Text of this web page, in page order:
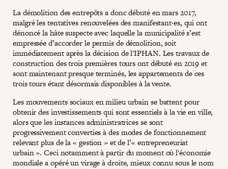
La démolition des entrepôts a donc débuté en mars 2017,
malgré les tentatives renouvelées des manifestant·es, qui ont
dénoncé la hâte suspecte avec laquelle la municipalité s’est
empressée d’accorder le permis de démolition, soit
immédiatement après la décision de l'IPHAN. Les travaux de
construction des trois premières tours ont débuté en 2019 et
sont maintenant presque terminés, les appartements de ces
trois tours étant désormais disponibles à la vente.
Les mouvements sociaux en milieu urbain se battent pour
obtenir des investissements qui sont essentiels à la vie en ville,
alors que les instances administratrices se sont
progressivement converties à des modes de fonctionnement
relevant plus de la « gestion » et de l’« entrepreneuriat
urbain ». Ceci notamment à partir du moment où l'économie
mondiale a opéré un virage à droite, mieux connu sous le nom